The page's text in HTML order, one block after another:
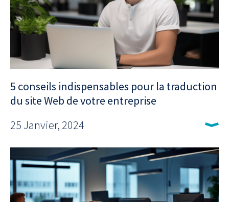
5 conseils indispensables pour la traduction
du site Web de votre entreprise
25 Janvier, 2024